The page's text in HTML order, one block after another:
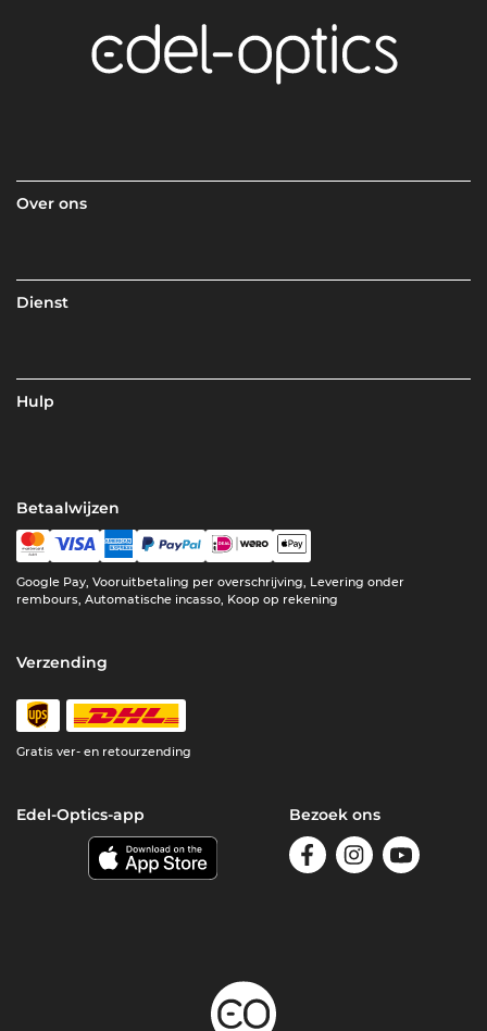
Over ons
Dienst
Hulp
Betaalwijzen
Google Pay, Vooruitbetaling per overschrijving, Levering onder
rembours, Automatische incasso, Koop op rekening
Verzending
Gratis ver- en retourzending
Edel-Optics-app Bezoek ons